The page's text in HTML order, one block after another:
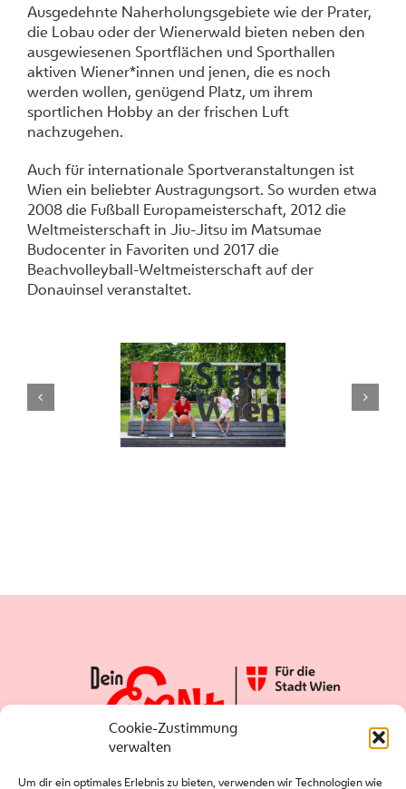
Cookie-Zustimmung
verwalten
Um dir ein optimales Erlebnis zu bieten, verwenden wir Technologien wie
Ausgedehnte Naherholungsgebiete wie der Prater,
die Lobau oder der Wienerwald bieten neben den
ausgewiesenen Sportflächen und Sporthallen
aktiven Wiener*innen und jenen, die es noch
werden wollen, genügend Platz, um ihrem
sportlichen Hobby an der frischen Luft
nachzugehen.
Auch für internationale Sportveranstaltungen ist
Wien ein beliebter Austragungsort. So wurden etwa
2008 die Fußball Europameisterschaft, 2012 die
Weltmeisterschaft in Jiu-Jitsu im Matsumae
Budocenter in Favoriten und 2017 die
Beachvolleyball-Weltmeisterschaft auf der
Donauinsel veranstaltet.